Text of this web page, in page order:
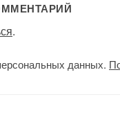
.
данных.